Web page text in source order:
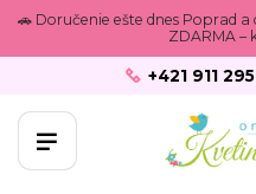
🚗 Doručenie ešte dnes Poprad
ZDARMA –
+421 911